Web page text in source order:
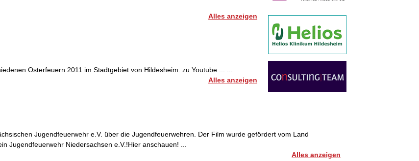
Alles anzeigen
Osterfeuern 2011 im Stadtgebiet von Hildesheim. zu Youtube ... ...
Alles anzeigen
Jugendfeuerwehr e.V. über die Jugendfeuerwehren. Der Film wurde gefördert vom Land
Jugendfeuerwehr Niedersachsen e.V.!Hier anschauen! ...
Alles anzeigen